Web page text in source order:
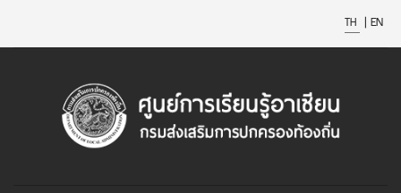
TH | EN